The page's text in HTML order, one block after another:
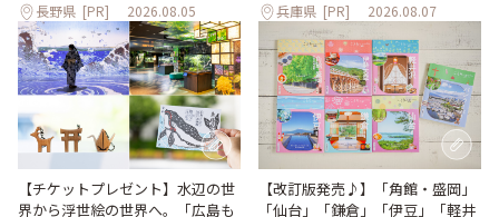
長野県 [PR] 2026.08.05 兵庫県 [PR] 2026.08.07
【チケットプレゼント】水辺の世
界から浮世絵の世界へ。「広島も
【改訂版発売♪】「角館・盛岡」
「仙台」「鎌倉」「伊豆」「軽井